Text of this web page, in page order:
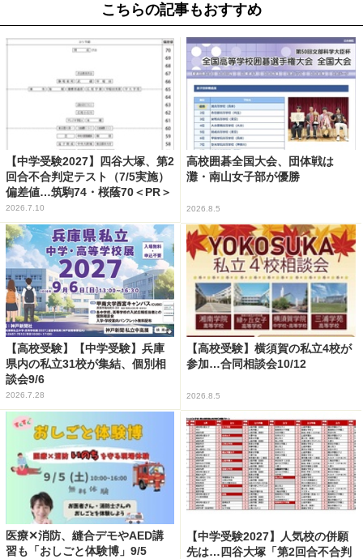
こちらの記事もおすすめ
【中学受験2027】四谷大塚、第2
回合不合判定テスト（7/5実施）
偏差値…筑駒74・桜蔭70＜PR＞
2026.7.10
高校囲碁全国大会、団体戦は
灘・南山女子部が優勝
2026.8.5
【高校受験】【中学受験】兵庫
県内の私立31校が集結、個別相
談会9/6
2026.7.28
【高校受験】横須賀の私立4校が
参加…合同相談会10/12
2026.8.5
医療✕消防、縫合デモやAED講
習も「おしごと体験博」9/5
【中学受験2027】人気校の併願
先は…四谷大塚「第2回合不合判